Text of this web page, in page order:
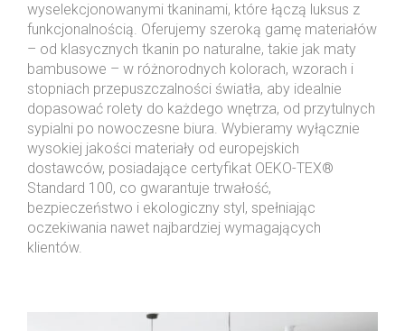
wyselekcjonowanymi tkaninami, które łączą luksus z
funkcjonalnością. Oferujemy szeroką gamę materiałów
– od klasycznych tkanin po naturalne, takie jak maty
bambusowe – w różnorodnych kolorach, wzorach i
stopniach przepuszczalności światła, aby idealnie
dopasować rolety do każdego wnętrza, od przytulnych
sypialni po nowoczesne biura. Wybieramy wyłącznie
wysokiej jakości materiały od europejskich
dostawców, posiadające certyfikat OEKO-TEX®
Standard 100, co gwarantuje trwałość,
bezpieczeństwo i ekologiczny styl, spełniając
oczekiwania nawet najbardziej wymagających
klientów.